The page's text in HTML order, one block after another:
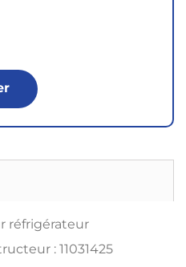
réfrigérateur
: 11031425